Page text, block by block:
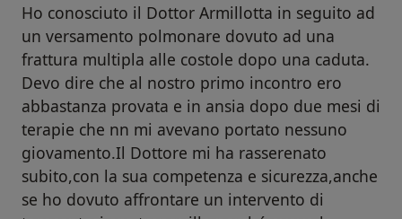
Ho conosciuto il Dottor Armillotta in seguito ad
un versamento polmonare dovuto ad una
frattura multipla alle costole dopo una caduta.
Devo dire che al nostro primo incontro ero
abbastanza provata e in ansia dopo due mesi di
terapie che nn mi avevano portato nessuno
giovamento.Il Dottore mi ha rasserenato
subito,con la sua competenza e sicurezza,anche
se ho dovuto affrontare un intervento di